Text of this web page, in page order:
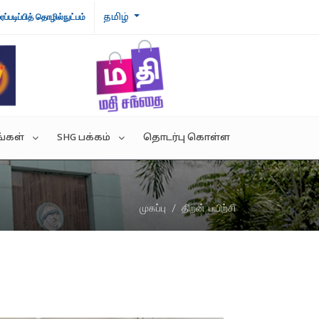
தொழில்நுட்பம் தமிழ்
இணைப்புகள்
SHG பக்கம்
வெற்றிக் கதைகள்
SHG அமைப்பு
தொடர்பு கொள்ள
முகப்பு திறன் பயிற்சி